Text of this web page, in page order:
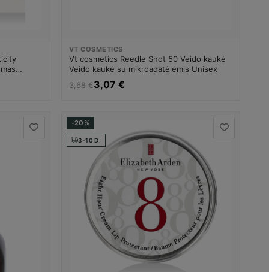
VT COSMETICS
Vt cosmetics Reedle Shot 50 Veido kaukė
Veido kaukė su mikroadatėlėmis Unisex
3,68 €3,07 €
-20%
3-10 D.